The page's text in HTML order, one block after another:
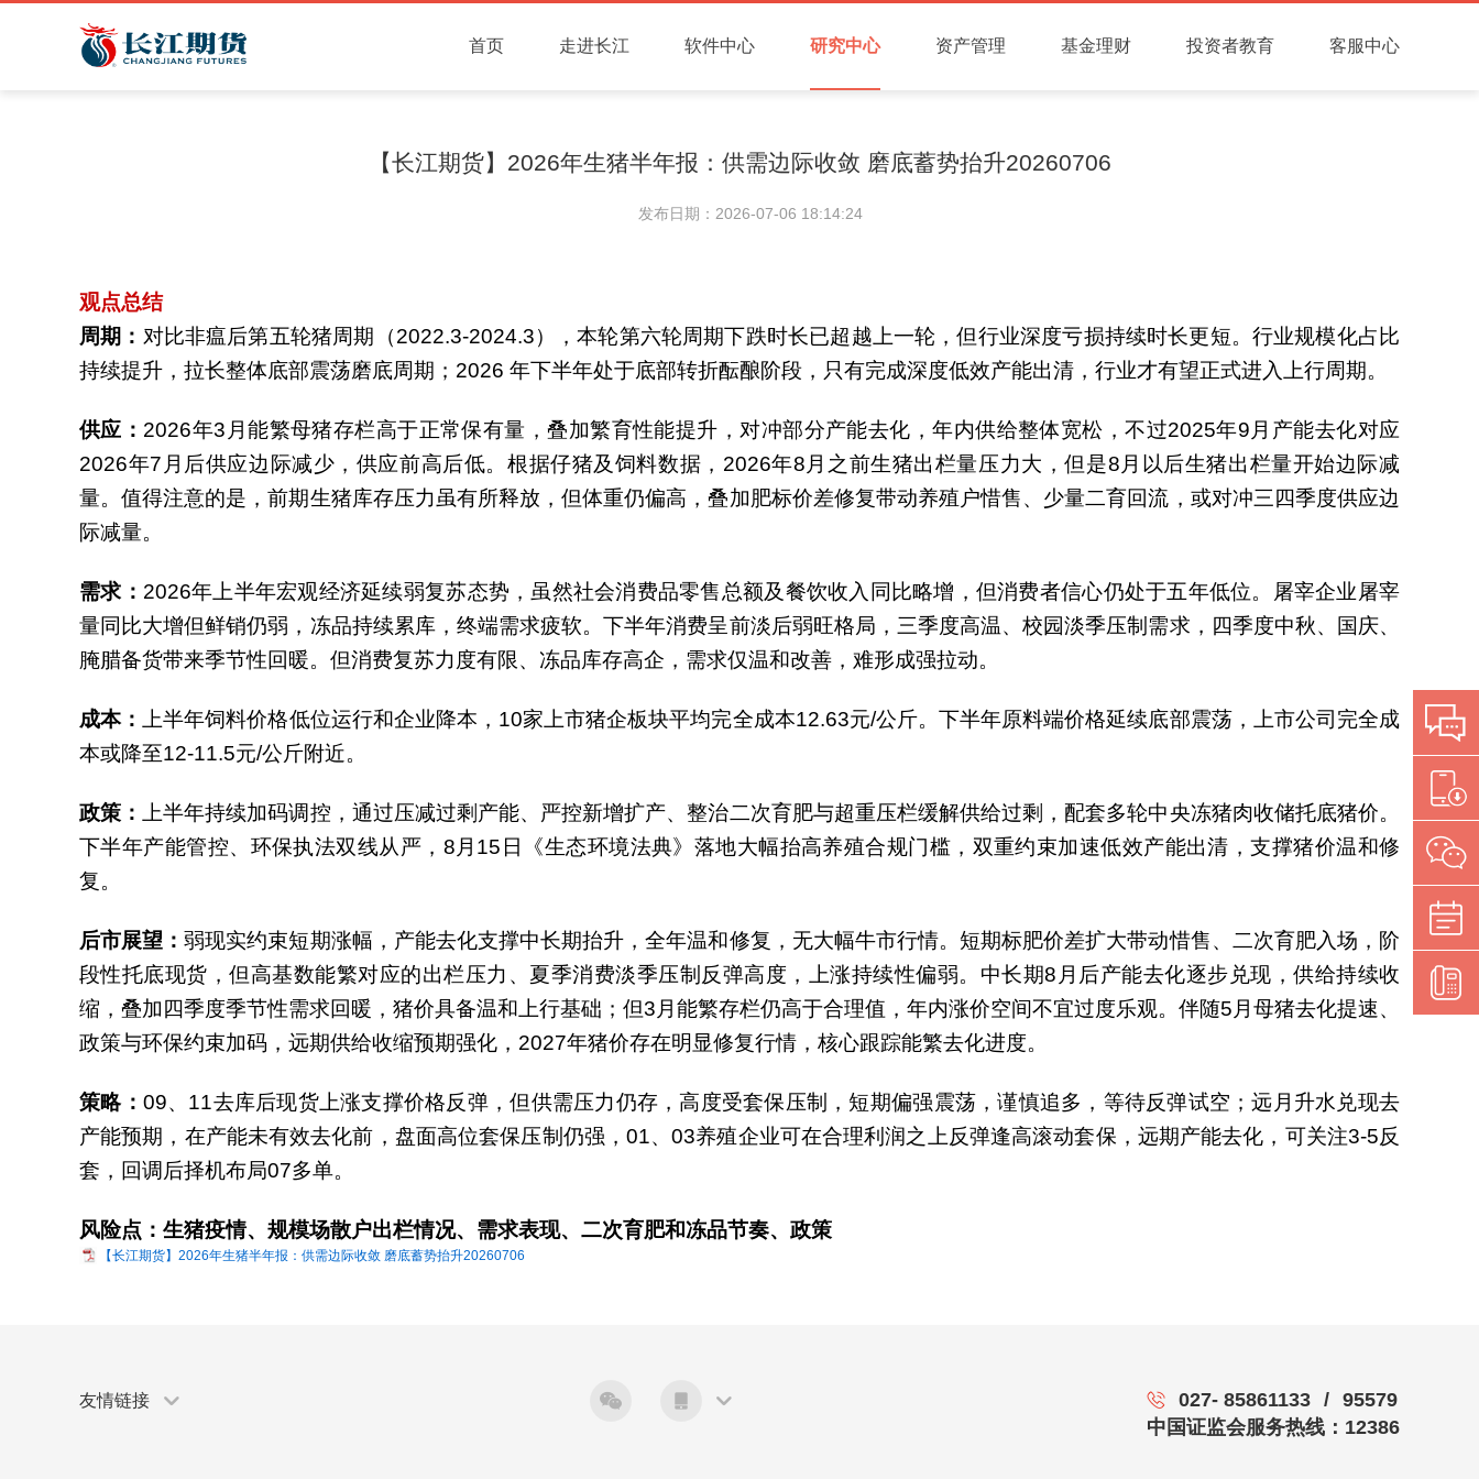
首页 走进长江 软件中心 研究中心 资产管理 基金理财 投资者教育 客服中心
【长江期货】2026年生猪半年报：供需边际收敛 磨底蓄势抬升20260706
发布日期：2026-07-06 18:14:24
观点总结
周期： 对比非瘟后第五轮猪周期（2022.3-2024.3），本轮第六轮周期下跌时长已超越上一轮，但行业深度亏损持续时长更短。行业规模化占比
持续提升，拉长整体底部震荡磨底周期；2026 年下半年处于底部转折酝酿阶段，只有完成深度低效产能出清，行业才有望正式进入上行周期。
供应： 2026年3月能繁母猪存栏高于正常保有量，叠加繁育性能提升，对冲部分产能去化，年内供给整体宽松，不过2025年9月产能去化对应
2026年7月后供应边际减少，供应前高后低。根据仔猪及饲料数据，2026年8月之前生猪出栏量压力大，但是8月以后生猪出栏量开始边际减
量。值得注意的是，前期生猪库存压力虽有所释放，但体重仍偏高，叠加肥标价差修复带动养殖户惜售、少量二育回流，或对冲三四季度供应边
际减量。
需求： 2026年上半年宏观经济延续弱复苏态势，虽然社会消费品零售总额及餐饮收入同比略增，但消费者信心仍处于五年低位。屠宰企业屠宰
量同比大增但鲜销仍弱，冻品持续累库，终端需求疲软。下半年消费呈前淡后弱旺格局，三季度高温、校园淡季压制需求，四季度中秋、国庆、
腌腊备货带来季节性回暖。但消费复苏力度有限、冻品库存高企，需求仅温和改善，难形成强拉动。
成本：
上半年饲料价格低位运行和企业降本，10家上市猪企板块平均完全成本12.63元/公斤。下半年原料端价格延续底部震荡，上市公司完全成
本或降至12-11.5元/公斤附近。
政策：
上半年持续加码调控，通过压减过剩产能、严控新增扩产、整治二次育肥与超重压栏缓解供给过剩，配套多轮中央冻猪肉收储托底猪价。
下半年产能管控、环保执法双线从严，8月15日《生态环境法典》落地大幅抬高养殖合规门槛，双重约束加速低效产能出清，支撑猪价温和修
复。
后市展望：弱现实约束短期涨幅，产能去化支撑中长期抬升，全年温和修复，无大幅牛市行情。短期标肥价差扩大带动惜售、二次育肥入场，阶
段性托底现货，但高基数能繁对应的出栏压力、夏季消费淡季压制反弹高度，上涨持续性偏弱。中长期8月后产能去化逐步兑现，供给持续收
缩，叠加四季度季节性需求回暖，猪价具备温和上行基础；但3月能繁存栏仍高于合理值，年内涨价空间不宜过度乐观。伴随5月母猪去化提速、
政策与环保约束加码，远期供给收缩预期强化，2027年猪价存在明显修复行情，核心跟踪能繁去化进度。
策略： 09、11去库后现货上涨支撑价格反弹，但供需压力仍存，高度受套保压制，短期偏强震荡，谨慎追多，等待反弹试空；远月升水兑现去
产能预期，在产能未有效去化前，盘面高位套保压制仍强，01、03养殖企业可在合理利润之上反弹逢高滚动套保，远期产能去化，可关注3-5反
套，回调后择机布局07多单。
风险点：生猪疫情、规模场散户出栏情况、需求表现、二次育肥和冻品节奏、政策
【长江期货】2026年生猪半年报：供需边际收敛 磨底蓄势抬升20260706
027- 85861133 / 95579
中国证监会服务热线：12386
友情链接